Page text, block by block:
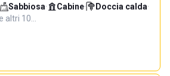
Sabbiosa· Cabine· Doccia calda·
e altri 10…